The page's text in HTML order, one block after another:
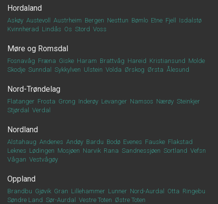
Hordaland
Askøy Austevoll Austrheim Bergen Nesttun Bømlo Etne Fjell
Isdalstø
Kvinnherad Lindås Os Stord Voss
Møre og Romsdal
Fosnavåg Fræna Giske Haram Brattvåg Hareid Kristiansund Molde
Skodje Sunndal Sykkylven Ulstein Volda Ørskog Ørsta Ålesund
Nord-Trøndelag
Flatanger Frosta Grong Inderøy Levanger Namsos Nærøy Steinkjer
Stjørdal
Verdal
Nordland
Alstahaug Andenes Andøy Bardu Bodø Evenes Fauske Flakstad
Leknes Lødingen Mosjøen Narvik Rana Sandnessjøen Sortland Vefsn
Vågan Vestvågøy
Oppland
Brandbu Gjøvik Gran Lillehammer Lunner Nord-Aurdal Otta Ringebu
Søndre Land Sør-Aurdal Vestre Toten Østre Toten